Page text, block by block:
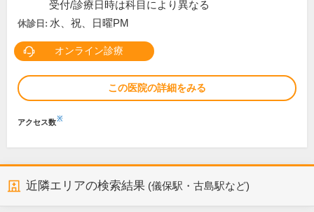
受付/診療日時は科目により異なる
休診日: 水、祝、日曜PM
オンライン診療
この医院の詳細をみる
アクセス数※
近隣エリアの検索結果 (儀保駅・古島駅など)